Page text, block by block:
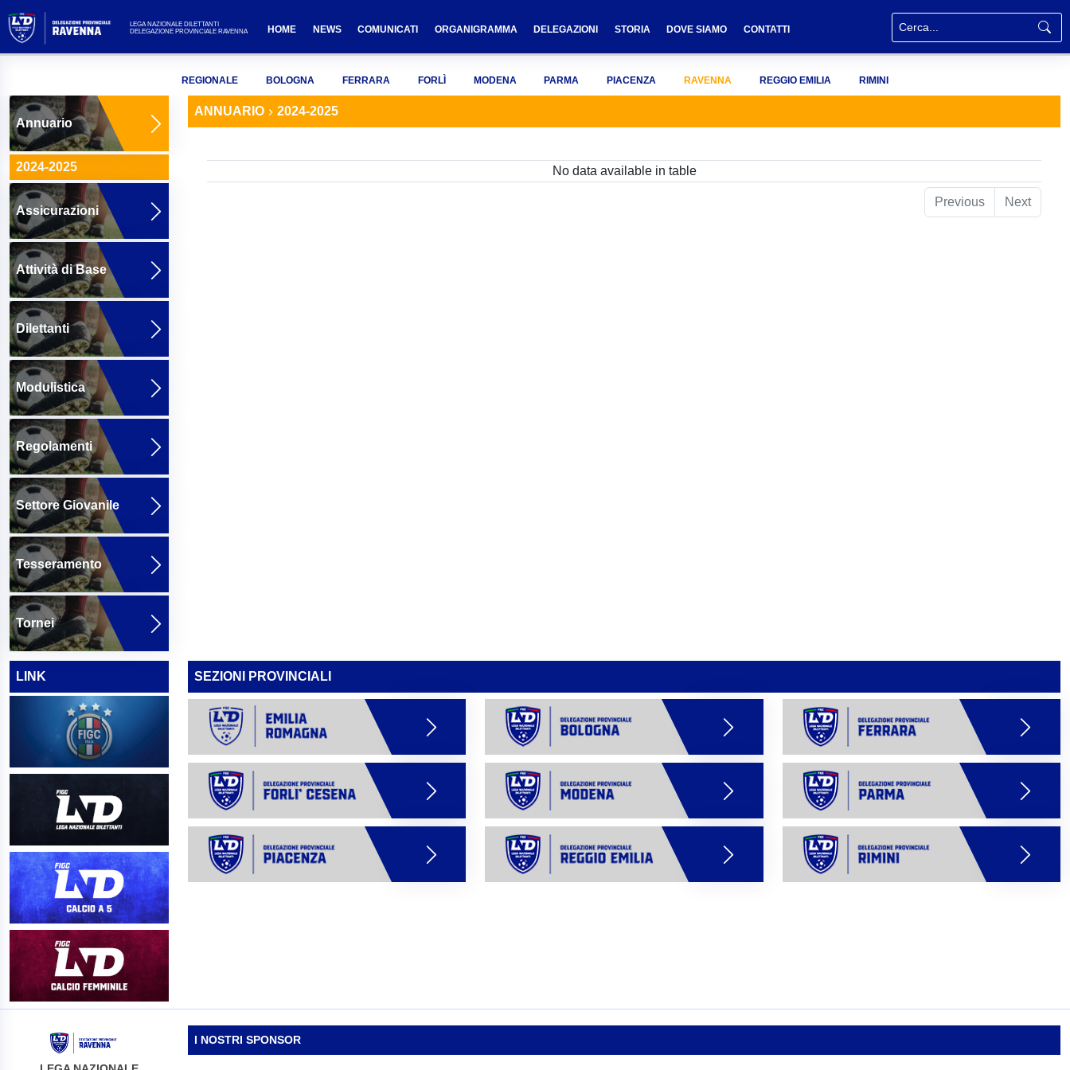
LEGA NAZIONALE DILETTANTI
DELEGAZIONE PROVINCIALE RAVENNA
HOME NEWS COMUNICATI ORGANIGRAMMA DELEGAZIONI STORIA DOVE SIAMO CONTATTI
REGIONALE BOLOGNA FERRARA FORLÌ MODENA PARMA PIACENZA RAVENNA REGGIO EMILIA RIMINI
Annuario
2024-2025
Assicurazioni
Attività di Base
Dilettanti
Modulistica
Regolamenti
Settore Giovanile
Tesseramento
Tornei
ANNUARIO 2024-2025
No data available in table
Previous Next
LINK SEZIONI PROVINCIALI
I NOSTRI SPONSOR